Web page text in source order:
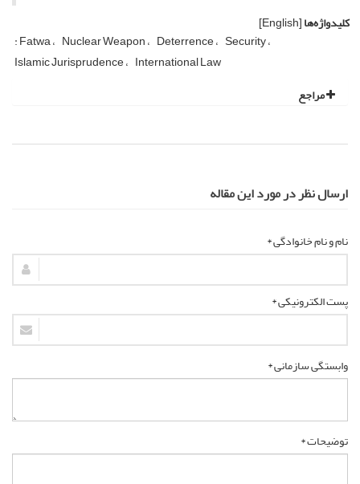
کلیدواژه‌ها[English]
: Fatwa Nuclear Weapon Deterrence Security
Islamic Jurisprudence International Law
مراجع
ارسال نظر در مورد این مقاله
نام و نام خانوادگی *
پست الکترونیکی *
وابستگی سازمانی *
توضیحات *